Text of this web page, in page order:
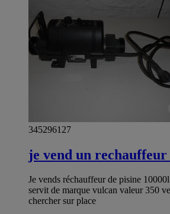
345296127
je vend un rechauffeur
Je vends réchauffeur de pisine
servit de marque vulcan valeur 350
chercher sur place